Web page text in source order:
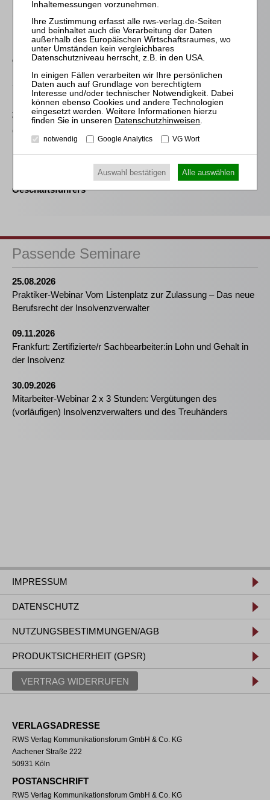
Die Haftung des
Kommanditisten in der
Insolvenz der
Gesellschaft
Sahrmann
Praxis der Zu- und
Abschläge bei der
Vergütung des
(vorläufigen)
Insolvenzverwalters
Die Haftung des GmbH-
Geschäftsführers
Passende Seminare
25.08.2026
Praktiker-Webinar Vom Listenplatz zur Zulassung – Das neue
Berufsrecht der Insolvenzverwalter
09.11.2026
Frankfurt: Zertifizierte/r Sachbearbeiter:in Lohn und Gehalt in
der Insolvenz
30.09.2026
Mitarbeiter-Webinar 2 x 3 Stunden: Vergütungen des
(vorläufigen) Insolvenzverwalters und des Treuhänders
IMPRESSUM
DATENSCHUTZ
NUTZUNGSBESTIMMUNGEN/AGB
PRODUKTSICHERHEIT (GPSR)
VERTRAG WIDERRUFEN
VERLAGSADRESSE
RWS Verlag Kommunikationsforum GmbH & Co. KG
Aachener Straße 222
50931 Köln
POSTANSCHRIFT
RWS Verlag Kommunikationsforum GmbH & Co. KG
Datenschutzhinweisen
notwendig Google Analytics VG Wort
Auswahl bestätigen Alle auswählen